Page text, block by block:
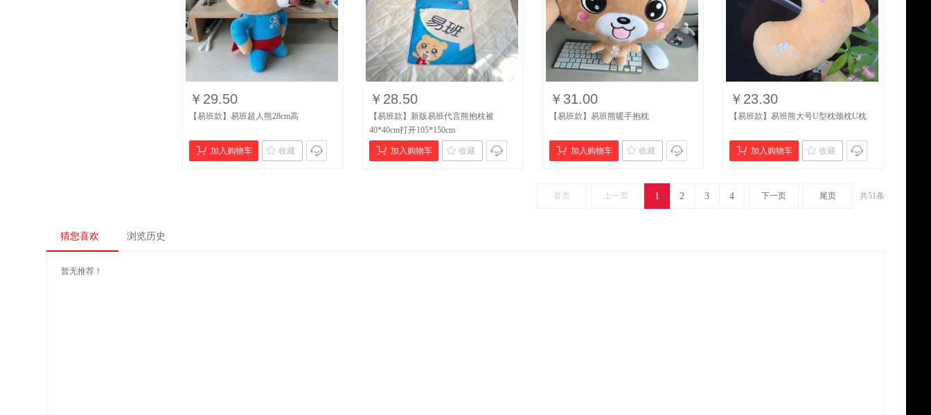
￥29.50
【易班款】易班超人熊28cm高
加入购物车 收藏
￥28.50
【易班款】新版易班代言熊抱枕被
40*40cm打开105*150cm
加入购物车 收藏
￥31.00
【易班款】易班熊暖手抱枕
加入购物车 收藏
￥23.30
【易班款】易班熊大号U型枕颈枕U枕
加入购物车 收藏
共51条
首页 上一页 1 2 3 4 下一页 尾页
猜您喜欢 浏览历史
暂无推荐！